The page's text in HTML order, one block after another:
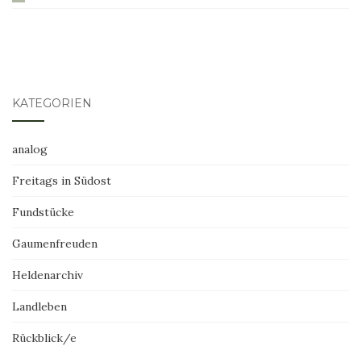
KATEGORIEN
analog
Freitags in Südost
Fundstücke
Gaumenfreuden
Heldenarchiv
Landleben
Rückblick/e